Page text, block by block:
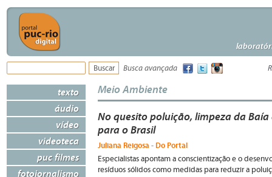
Busca avançada
texto
áudio
vídeo
videoteca
puc filmes
fotojornalismo
Meio Ambiente
No quesito poluição, limpeza da
para o Brasil
Juliana Reigosa - Do Portal
Especialistas apontam a conscientização e o
resíduos sólidos como medidas para reduzir a